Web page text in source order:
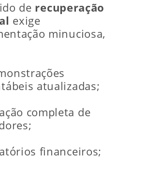
de recuperação
exige
minuciosa,
atualizadas;
completa de
financeiros;